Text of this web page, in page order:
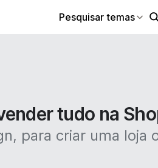
Pesquisar temas
tudo na
para criar uma loja